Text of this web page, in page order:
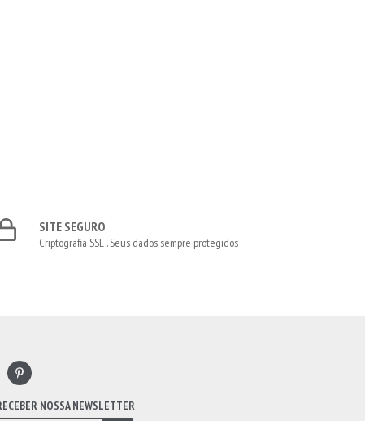
SITE SEGURO
Criptografia SSL . Seus dados sempre protegidos
NOSSA NEWSLETTER